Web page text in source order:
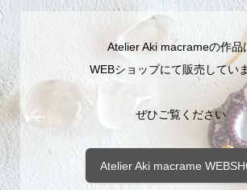
Atelier Aki macrameの作品
WEBショップにて販売してい
ぜひご覧ください
Atelier Aki macrame